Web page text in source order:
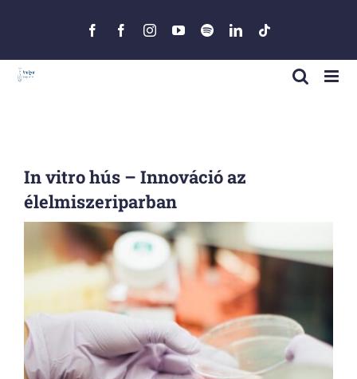
FacebookFacebookInstagramYouTube
SpotifyLinkedIn
In vitro hús – Innováció az
élelmiszeriparban